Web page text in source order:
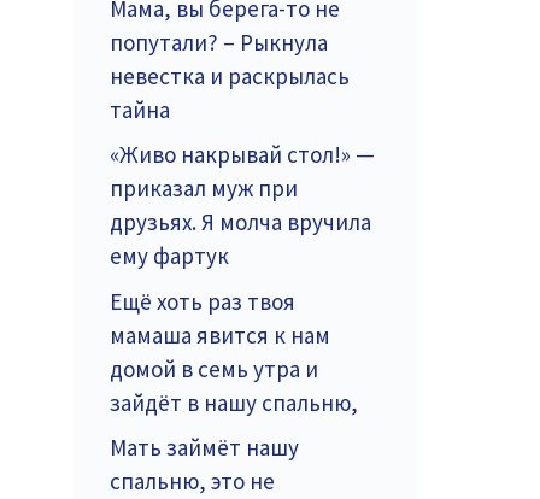
Мама, вы берега-то не
попутали? – Рыкнула
невестка и раскрылась
тайна
«Живо накрывай стол!» —
приказал муж при
друзьях. Я молча вручила
ему фартук
Ещё хоть раз твоя
мамаша явится к нам
домой в семь утра и
зайдёт в нашу спальню,
Мать займёт нашу
спальню, это не